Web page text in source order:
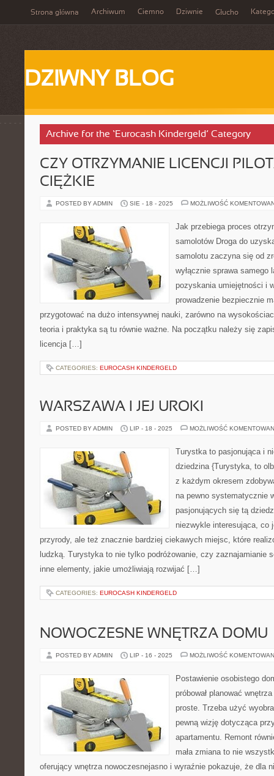
Strona główna Archiwum Ciemno Dziwnie Głucho
DZIWNY BLOG
Archive for the ‘Eurocash Kindergeld’ Category
CZY OTRZYMANIE LICENCJI
CIĘŻKIE
POSTED BY ADMIN SIE - 18 - 2025 MOŻLIWOŚĆ
Jak przebiega proces
samolotów Droga do
samolotu zaczyna się od
wyłącznie sprawa samego
pozyskania umiejętności i
prowadzenie bezpiecznie
przygotować na dużo intensywnej nauki, zarówno na
teoria i praktyka są tu równie ważne. Na początku należy się
licencja […]
CATEGORIES: EUROCASH KINDERGELD
WARSZAWA I JEJ UROKI
POSTED BY ADMIN LIP - 18 - 2025 MOŻLIWOŚĆ
Turystka to pasjonująca i
dziedzina {Turystyka, to
z każdym okresem
na pewno systematycznie
pasjonujących się tą
niezwykle interesująca, co
przyrody, ale też znacznie bardziej ciekawych miejsc, które
ludzką. Turystyka to nie tylko podróżowanie, czy zaznajamianie
inne elementy, jakie umożliwiają rozwijać […]
CATEGORIES: EUROCASH KINDERGELD
NOWOCZESNE WNĘTRZA DOMU
POSTED BY ADMIN LIP - 16 - 2025 MOŻLIWOŚĆ
Postawienie osobistego
próbował planować
proste. Trzeba użyć
pewną wizję dotycząca
apartamentu. Remont
mała zmiana to nie
oferujący wnętrza nowoczesnejasno i wyraźnie pokazuje, że dla